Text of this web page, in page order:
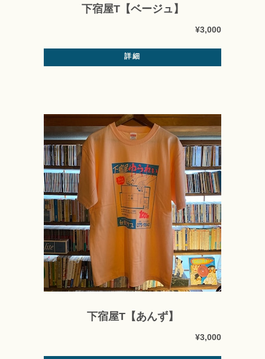
下宿屋T【ベージュ】
¥3,000
詳細
下宿屋T【あんず】
¥3,000